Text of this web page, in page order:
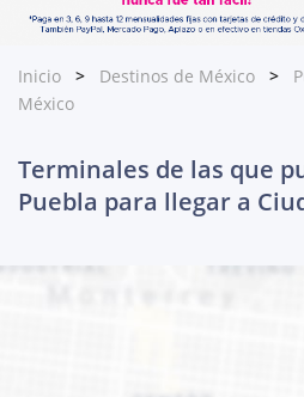
Inicio Destinos de México
México
Terminales de las que
Puebla para llegar a